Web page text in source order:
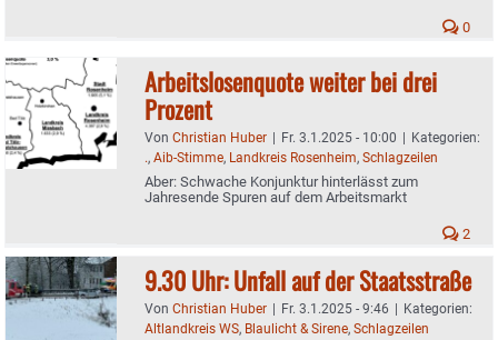
0
Arbeitslosenquote weiter bei drei
Prozent
Von Christian Huber | Fr. 3.1.2025 - 10:00 | Kategorien:
., Aib-Stimme, Landkreis Rosenheim, Schlagzeilen
Aber: Schwache Konjunktur hinterlässt zum
Jahresende Spuren auf dem Arbeitsmarkt
2
9.30 Uhr: Unfall auf der Staatsstraße
Von Christian Huber | Fr. 3.1.2025 - 9:46 | Kategorien:
Altlandkreis WS, Blaulicht & Sirene, Schlagzeilen